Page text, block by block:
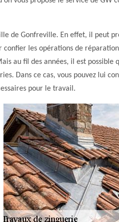
de Gonfreville. En effet, il peut
les opérations de
au fil des années, il est possible
Dans ce cas, vous pouvez lui
pour le travail.